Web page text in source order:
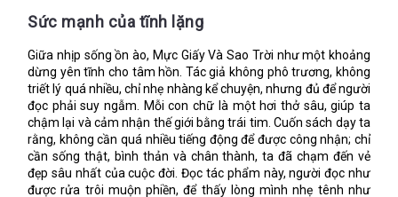
Chỉ là một tấm bản đồ đơn giản không có các đường sao và có
duy nhất một chiếc la bàn chỉ hướng bắc ở cuối bản đồ. Tôi
không có đủ thời gian để tạo ra một cuộc săn lùng với nhiều
manh mối.
“Kho báu!”. Tôi siết ngón tay của Lupe.
“Đừng chỉ đứng yên ở một chỗ đó”, Lupe hét toáng lên và chạy
về phía trước. “Đua nào”.
Sức mạnh của tĩnh lặng
Giữa nhịp sống ồn ào, Mực Giấy Và Sao Trời như một khoảng
dừng yên tĩnh cho tâm hồn. Tác giả không phô trương, không
triết lý quá nhiều, chỉ nhẹ nhàng kể chuyện, nhưng đủ để người
đọc phải suy ngẫm. Mỗi con chữ là một hơi thở sâu, giúp ta
chậm lại và cảm nhận thế giới bằng trái tim. Cuốn sách dạy ta
rằng, không cần quá nhiều tiếng động để được công nhận; chỉ
cần sống thật, bình thản và chân thành, ta đã chạm đến vẻ
đẹp sâu nhất của cuộc đời. Đọc tác phẩm này, người đọc như
được rửa trôi muộn phiền, để thấy lòng mình nhẹ tênh như